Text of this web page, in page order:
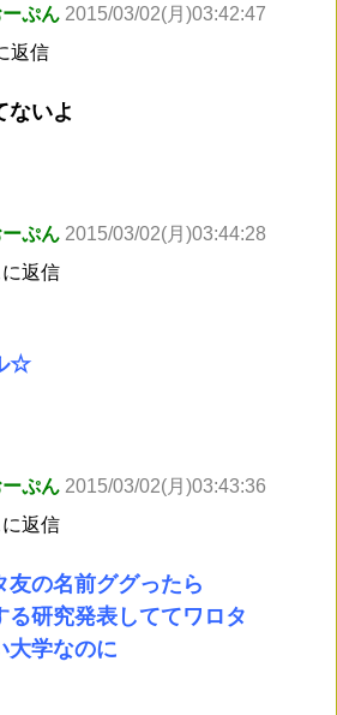
ぷん 2015/03/02(月)03:42:47
返信
ないよ
ぷん 2015/03/02(月)03:44:28
返信
☆
ぷん 2015/03/02(月)03:43:36
返信
友の名前ググったら
る研究発表しててワロタ
大学なのに